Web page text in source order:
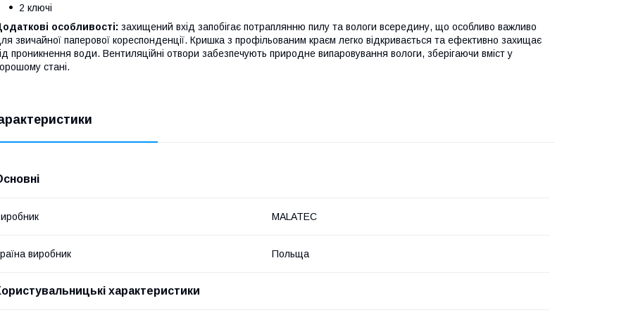
2 ключі
особливості: захищений вхід запобігає потраплянню пилу та вологи всередину, що особливо важливо
звичайної паперової кореспонденції. Кришка з профільованим краєм легко відкривається та ефективно захищає
проникнення води. Вентиляційні отвори забезпечують природне випаровування вологи, зберігаючи вміст у
стані.
MALATEC
виробник Польща
характеристики